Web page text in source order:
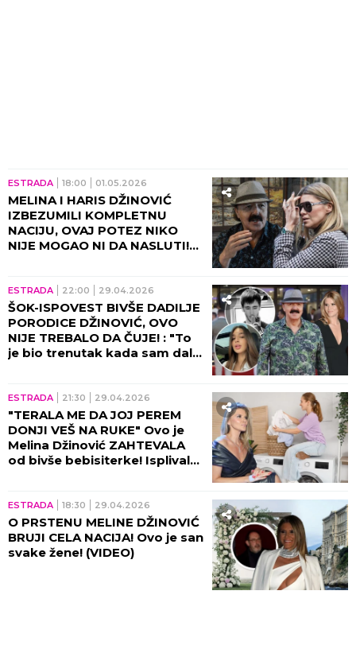
ESTRADA 18:00 01.05.2026
MELINA I HARIS DŽINOVIĆ
IZBEZUMILI KOMPLETNU
NACIJU, OVAJ POTEZ NIKO
NIJE MOGAO NI DA NASLUTI!
ESTRADA 22:00 29.04.2026
ŠOK-ISPOVEST BIVŠE DADILJE
PORODICE DŽINOVIĆ, OVO
NIJE TREBALO DA ČUJE! : "To
je bio trenutak kada sam dala
ESTRADA 21:30 29.04.2026
"TERALA ME DA JOJ PEREM
DONJI VEŠ NA RUKE" Ovo je
Melina Džinović ZAHTEVALA
od bivše bebisiterke! Isplivala
ESTRADA 18:30 29.04.2026
O PRSTENU MELINE DŽINOVIĆ
BRUJI CELA NACIJA! Ovo je san
svake žene! (VIDEO)